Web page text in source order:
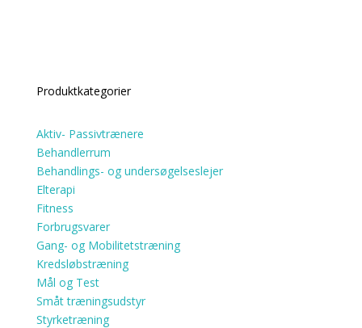
Produktkategorier
Aktiv- Passivtrænere
Behandlerrum
Behandlings- og undersøgelseslejer
Elterapi
Fitness
Forbrugsvarer
Gang- og Mobilitetstræning
Kredsløbstræning
Mål og Test
Småt træningsudstyr
Styrketræning